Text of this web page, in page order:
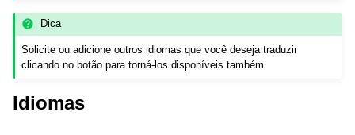
Dica
Solicite ou adicione outros idiomas que você deseja traduzir
clicando no botão para torná-los disponíveis também.
Idiomas